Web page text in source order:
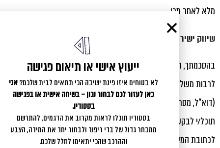
מלא לאחר מכן.
שיווק ישיר
בהסכמתך, החברה רשאית לעשות שימוש בפרטיך לצורך שיווק ישיר,
לרבות משלוח עדכונים, הצעות, פרסומים ומבצעים באמצעים שונים
(דוא"ל, מסרונים, הודעות ברשתות חברתיות וכיו"ב).
תוכל/י לבקש בכל עת להפסיק לקבל פניות שיווקיות על ידי פנייה
לכתובת המייל:
hiburimbe@gmail.comאו לטלפון050-
ייעוץ אישי או תיאום פגישה
לא בטוחים איזו פינת ישיבה הכי תתאים לבית שלכם?אני
כאן לעזור לכם לבחור נכון – בשיחה אישית או בפגישה
בסטודיו.
בסטודיו תוכלו לראות מקרוב את הדגמים, להתרשם
ממבחר גדול של בדי ריפוד ולבחור יחד את המידה, הצבע
וההרכב שהכי יתאימו לחלל שלכם.